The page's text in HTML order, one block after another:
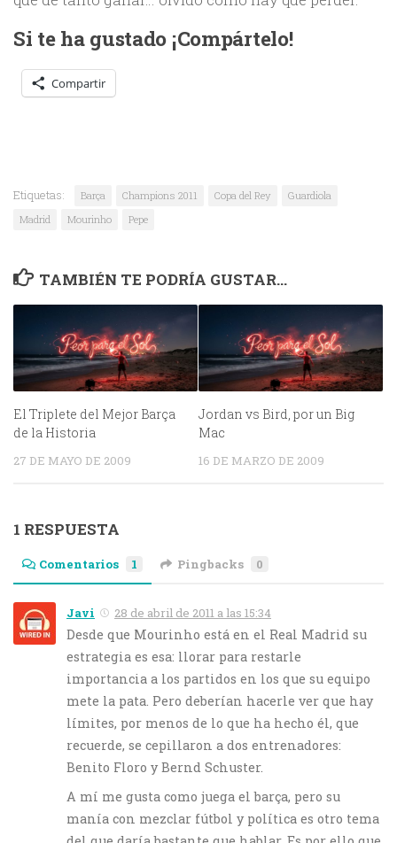
Si te ha gustado ¡Compártelo!
Compartir
Etiquetas: Barça Champions 2011 Copa del Rey
Guardiola
Madrid
Mourinho Pepe
TAMBIÉN TE PODRÍA GUSTAR...
El Triplete del Mejor Barça
de la Historia
27 DE MAYO DE 2009
Jordan vs Bird, por un Big
Mac
16 DE MARZO DE 2009
1 RESPUESTA
Comentarios 1 Pingbacks 0
Javi 28 de abril de 2011 a las 15:34
Desde que Mourinho está en el Real Madrid su
estrategia es esa: llorar para restarle
importancia a los partidos en los que su equipo
mete la pata. Pero deberían hacerle ver que hay
límites, por menos de lo que ha hecho él, que
recuerde, se cepillaron a dos entrenadores:
Benito Floro y Bernd Schuster.
A mí me gusta como juega el barça, pero su
manía con mezclar fútbol y política es otro tema